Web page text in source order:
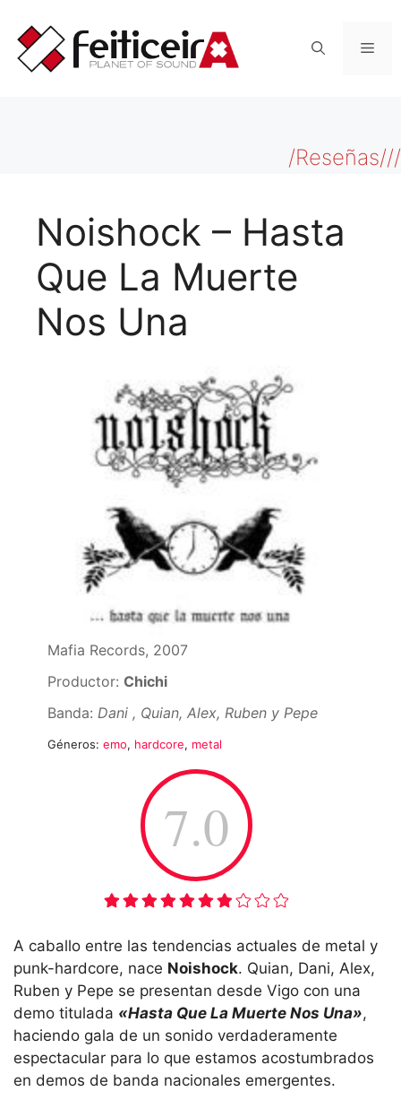
contenido
/Reseñas///
Noishock – Hasta
Que La Muerte
Nos Una
Mafia Records, 2007
Productor: Chichi
Banda: Dani , Quian, Alex, Ruben y Pepe
Géneros: emo, hardcore, metal
7.0
A caballo entre las tendencias actuales de metal y
punk-hardcore, nace Noishock. Quian, Dani, Alex,
Ruben y Pepe se presentan desde Vigo con una
demo titulada «Hasta Que La Muerte Nos Una»,
haciendo gala de un sonido verdaderamente
espectacular para lo que estamos acostumbrados
en demos de banda nacionales emergentes.